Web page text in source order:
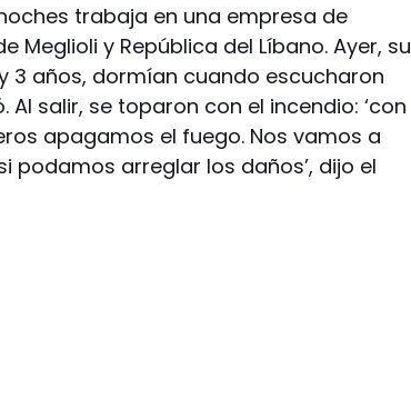
trabaja en una empresa de
Meglioli y República del Líbano. Ayer, su
3 años, dormían cuando escucharon
salir, se toparon con el incendio: ‘con
apagamos el fuego. Nos vamos a
podamos arreglar los daños’, dijo el